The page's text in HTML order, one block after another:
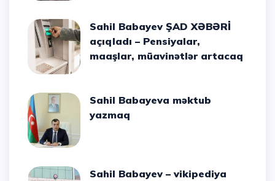
Sahil Babayev ŞAD XƏBƏRİ
açıqladı – Pensiyalar,
maaşlar, müavinətlər artacaq
Sahil Babayeva məktub
yazmaq
Sahil Babayev – vikipediya